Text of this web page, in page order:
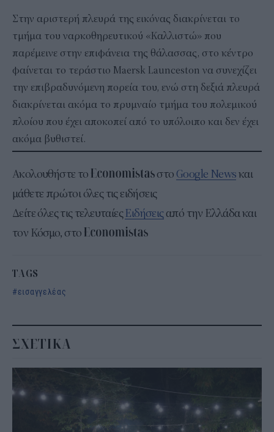
Στην αριστερή πλευρά της εικόνας διακρίνεται το
τμήμα του ναρκοθηρευτικού «Καλλιστώ» που
παρέμεινε στην επιφάνεια της θάλασσας, στο κέντρο
φαίνεται το τεράστιο Maersk Launceston να συνεχίζει
την επιβραδυνόμενη πορεία του, ενώ στη δεξιά πλευρά
διακρίνεται ακόμα το πρυμναίο τμήμα του πολεμικού
πλοίου που έχει αποκοπεί από το υπόλοιπο και δεν έχει
ακόμα βυθιστεί.
Ακολουθήστε το στο Google Newsκαι
μάθετε πρώτοι όλες τις ειδήσεις
Δείτε όλες τις τελευταίεςΕιδήσειςαπό την Ελλάδα και
τον Κόσμο, στο
TAGS
εισαγγελέας
ΣΧΕΤΙΚΑ